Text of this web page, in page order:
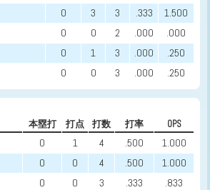
0 3 3 .333 1.500
0 0 2 .000 .000
0 1 3 .000 .250
0 0 3 .000 .250
本塁打 打点 打数 打率
OPS
0 1 4 .500 1.000
0 0 4 .500 1.000
0 0 3 .333 .833